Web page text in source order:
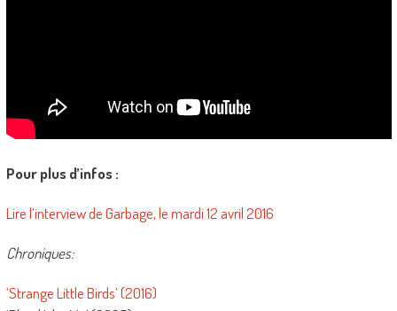
Pour plus d’infos :
Lire l’interview de Garbage, le mardi 12 avril 2016
Chroniques:
‘Strange Little Birds’ (2016)